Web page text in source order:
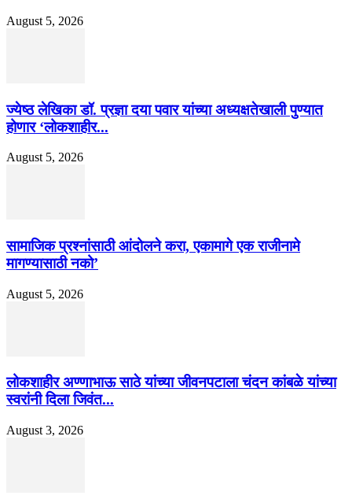
August 5, 2026
ज्येष्ठ लेखिका डॉ. प्रज्ञा दया पवार यांच्या अध्यक्षतेखाली पुण्यात
होणार ‘लोकशाहीर...
August 5, 2026
सामाजिक प्रश्नांसाठी आंदोलने करा, एकामागे एक राजीनामे
मागण्यासाठी नको’
August 5, 2026
लोकशाहीर अण्णाभाऊ साठे यांच्या जीवनपटाला चंदन कांबळे यांच्या
स्वरांनी दिला जिवंत...
August 3, 2026